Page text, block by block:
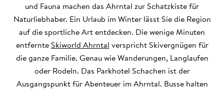
und Fauna machen das Ahrntal zur Schatzkiste für
Naturliebhaber. Ein Urlaub im Winter lässt Sie die Region
auf die sportliche Art entdecken. Die wenige Minuten
entfernte Skiworld Ahrntal verspricht Skivergnügen für
die ganze Familie. Genau wie Wanderungen, Langlaufen
oder Rodeln. Das Parkhotel Schachen ist der
Ausgangspunkt für Abenteuer im Ahrntal. Busse halten